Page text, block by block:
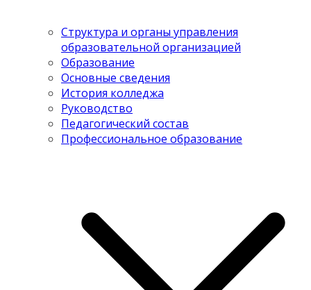
Структура и органы управления
образовательной организацией
Образование
Основные сведения
История колледжа
Руководство
Педагогический состав
Профессиональное образование